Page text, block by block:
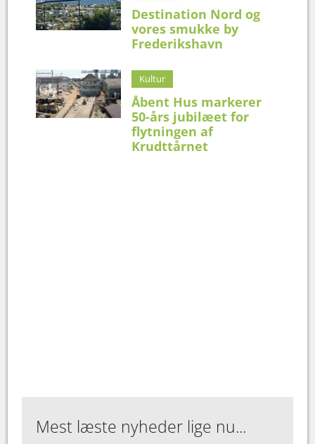
Destination Nord og
vores smukke by
Frederikshavn
Kultur
Åbent Hus markerer
50-års jubilæet for
flytningen af
Krudttårnet
Mest læste nyheder lige nu...